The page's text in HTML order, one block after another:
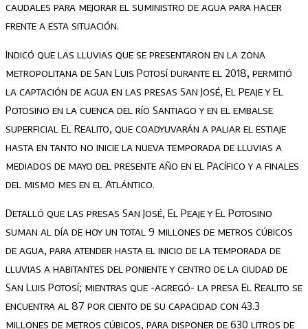
caudales para mejorar el suministro de agua para hacer
frente a esta situación.
Indicó que las lluvias que se presentaron en la zona
metropolitana de San Luis Potosí durante el 2018, permitió
la captación de agua en las presas San José, El Peaje y El
Potosino en la cuenca del río Santiago y en el embalse
superficial El Realito, que coadyuvarán a paliar el estiaje
hasta en tanto no inicie la nueva temporada de lluvias a
mediados de mayo del presente año en el Pacífico y a finales
del mismo mes en el Atlántico.
Detalló que las presas San José, El Peaje y El Potosino
suman al día de hoy un total 9 millones de metros cúbicos
de agua, para atender hasta el inicio de la temporada de
lluvias a habitantes del poniente y centro de la ciudad de
San Luis Potosí; mientras que -agregó- la presa El Realito se
encuentra al 87 por ciento de su capacidad con 43.3
millones de metros cúbicos, para disponer de 630 litros de